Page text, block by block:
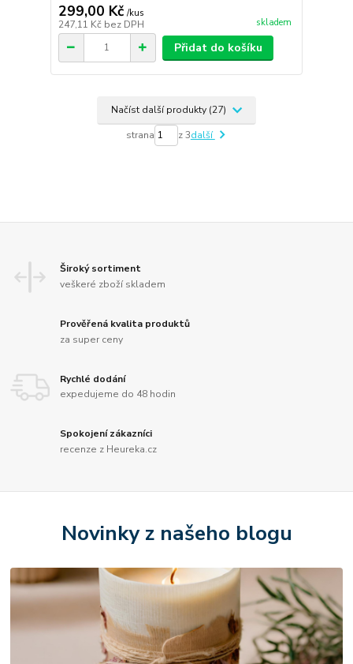
299,00 Kč /kus
247,11 Kč bez DPH skladem
Přidat do košíku
Načíst další produkty (27)
strana z 3další
Široký sortiment
veškeré zboží skladem
Prověřená kvalita produktů
za super ceny
Rychlé dodání
expedujeme do 48 hodin
Spokojení zákazníci
recenze z Heureka.cz
Novinky z našeho blogu